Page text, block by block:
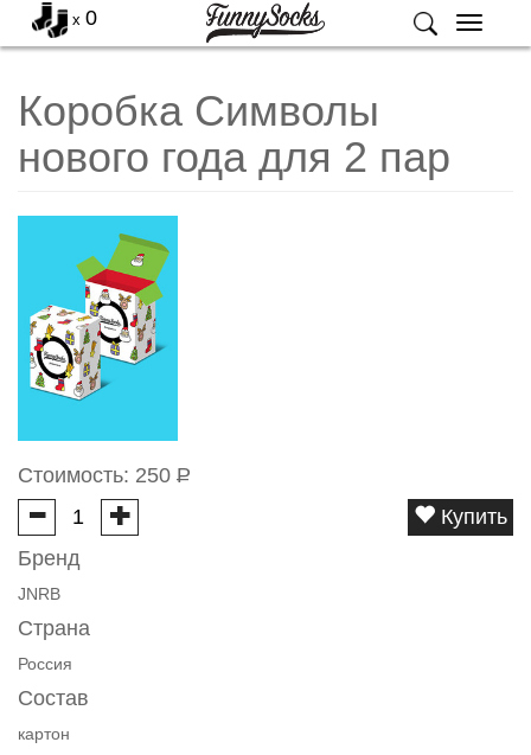
Меню
x 0
Коробка Символы
нового года для 2 пар
Стоимость: 250 Р
Купить
Бренд
JNRB
Страна
Россия
Состав
картон